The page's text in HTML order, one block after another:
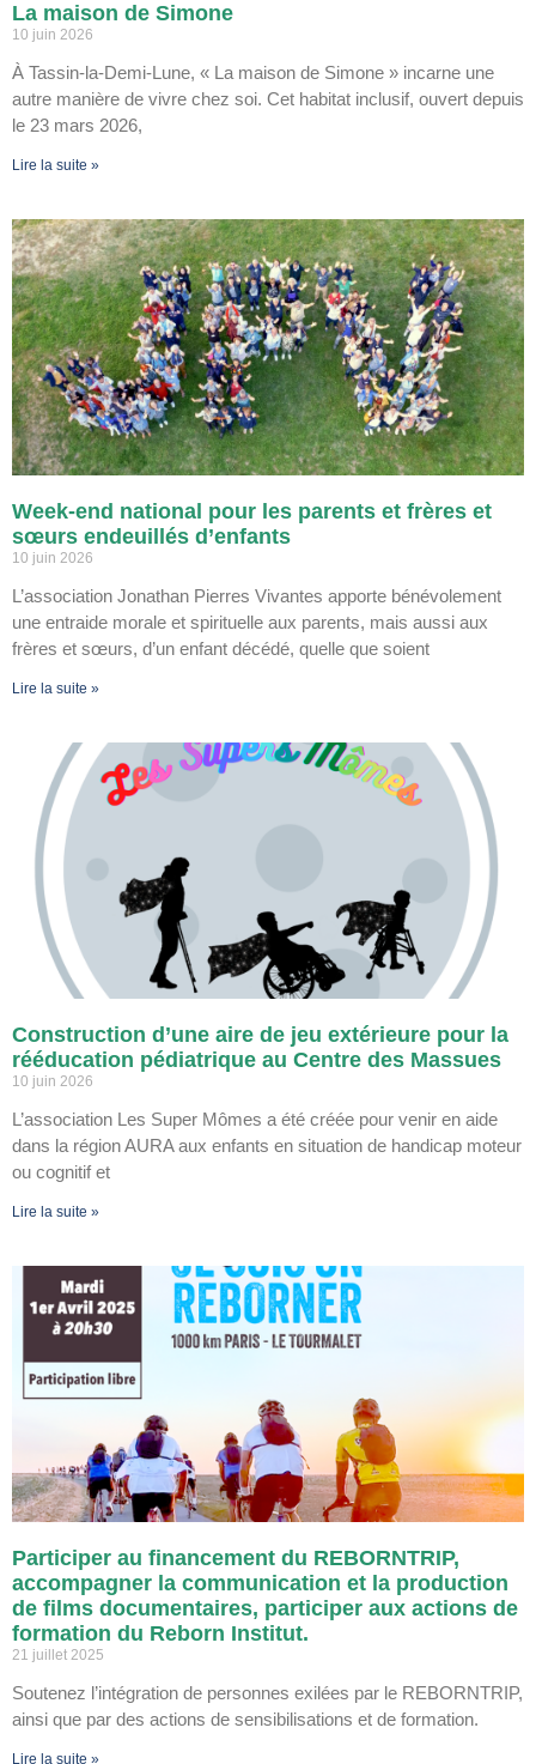
La maison de Simone
10 juin 2026
À Tassin-la-Demi-Lune, « La maison de Simone » incarne une
autre manière de vivre chez soi. Cet habitat inclusif, ouvert depuis
le 23 mars 2026,
Lire la suite »
Week-end national pour les parents et frères et
sœurs endeuillés d’enfants
10 juin 2026
L’association Jonathan Pierres Vivantes apporte bénévolement
une entraide morale et spirituelle aux parents, mais aussi aux
frères et sœurs, d’un enfant décédé, quelle que soient
Lire la suite »
Construction d’une aire de jeu extérieure pour la
rééducation pédiatrique au Centre des Massues
10 juin 2026
L’association Les Super Mômes a été créée pour venir en aide
dans la région AURA aux enfants en situation de handicap moteur
ou cognitif et
Lire la suite »
Participer au financement du REBORNTRIP,
accompagner la communication et la production
de films documentaires, participer aux actions de
formation du Reborn Institut.
21 juillet 2025
Soutenez l’intégration de personnes exilées par le REBORNTRIP,
ainsi que par des actions de sensibilisations et de formation.
Lire la suite »